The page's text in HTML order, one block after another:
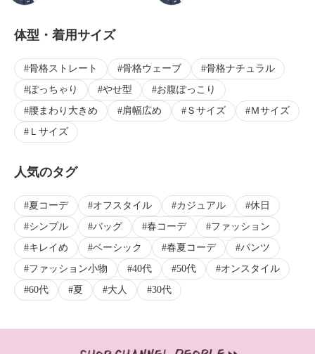
体型・着用サイズ
骨格ストレート 骨格ウェーブ
骨格ナチュラル
ぽっちゃり
やせ型
お腹ぽっこり
腰まわり大きめ
肩幅広め Ｓサイズ
Ｍサイズ
Ｌサイズ
人気のタグ
夏コーデ オフスタイル カジュアル
休日
シンプル
バッグ 春コーデ
ファッション
キレイめ
ベーシック 春夏コーデ
パンツ
ファッション小物
40代 50代
オンスタイル
60代
夏 大人 30代